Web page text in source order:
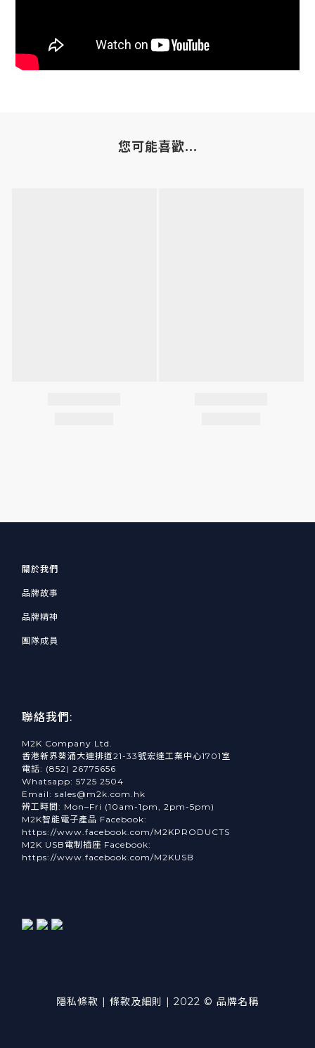
您可能喜歡...
關於我們
品牌故事
品牌精神
團隊成員
聯絡我們:
M2K Company Ltd.
香港新界葵涌大連排道21-33號宏達工業中心1701室
電話: (852) 26775656
Whatsapp: 5725 2504
Email: sales@m2k.com.hk
辨工時間: Mon–Fri (10am-1pm, 2pm-5pm)
M2K智能電子產品 Facebook:
https://www.facebook.com/M2KPRODUCTS
M2K USB電制插座 Facebook:
https://www.facebook.com/M2KUSB
隱私條款 | 條款及細則 | 2022 © 品牌名稱